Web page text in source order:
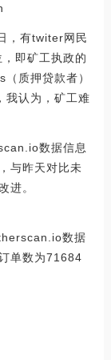
，有twiter网民
即矿工执政的
质押贷款者）
我认为，矿工难
数据信息
与昨天对比未
进。
数据
单数为71684